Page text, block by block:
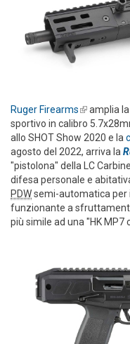
Ruger Firearms(link is
amplia
sportivo in calibro
allo SHOT Show 2020 e la
agosto del 2022, arriva la
"pistolona" della LC
difesa personale e
PDWsemi-automatica per
funzionante a
più simile ad una "HK MP7